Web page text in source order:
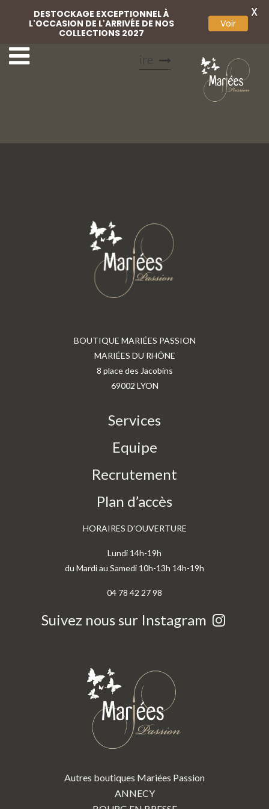
Basket fantaisie
Chaussures perlées ivo
ire
BOUTIQUE MARIÉES PASSION
MARIÉES DU RHÔNE
8 place des Jacobins
69002 LYON
Services
Equipe
Recrutement
Plan d’accès
HORAIRES D’OUVERTURE
Lundi 14h-19h
du Mardi au Samedi 10h-13h 14h-19h
04 78 42 27 98
Suivez nous sur Instagram
Autres boutiques Mariées Passion
ANNECY
DESTOCKAGE EXCEPTIONNEL À
L'OCCASION DE L'ARRIVÉE DE NOS
COLLECTIONS 2027
Voir
X